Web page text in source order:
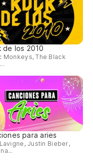
de los 2010
Monkeys, The Black
para aries
Justin Bieber,